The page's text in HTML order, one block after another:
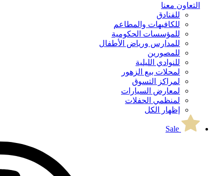
التعاون معنا
للفنادق
للكافيهات والمطاعم
للمؤسسات الحكومية
للمدارس ورياض الأطفال
للمصورين
للنوادي الليلية
لمحلات بيع الزهور
لمراكز التسوق
لمعارض السيارات
لمنظمي الحفلات
إظهار الكل